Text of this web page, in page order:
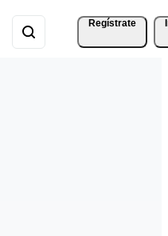
Regístrate